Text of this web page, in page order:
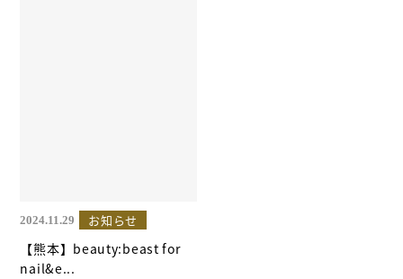
2024.11.29 お知らせ
【熊本】beauty:beast for
nail&e...